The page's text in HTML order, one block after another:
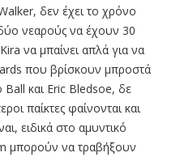
δεν έχει το χρόνο
νεαρούς να έχουν 30
να μπαίνει απλά για να
που βρίσκουν μπροστά
και Eric Bledsoe, δε
παίκτες φαίνονται και
ειδικά στο αμυντικό
μπορούν να τραβήξουν